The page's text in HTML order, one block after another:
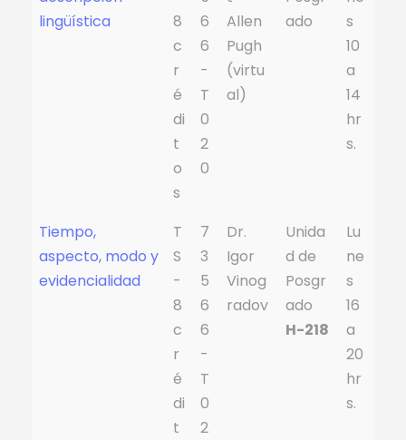
lingüística
8
c
r
é
di
t
o
s
6
6
-
T
0
2
0
Allen
Pugh
(virtu
al)
ado
s
10
a
14
hr
s.
Tiempo,
aspecto, modo y
evidencialidad
T
S
-
8
c
r
é
di
t
7
3
5
6
6
-
T
0
2
Dr.
Igor
Vinog
radov
Unida
d de
Posgr
ado
H-218
Lu
ne
s
16
a
20
hr
s.